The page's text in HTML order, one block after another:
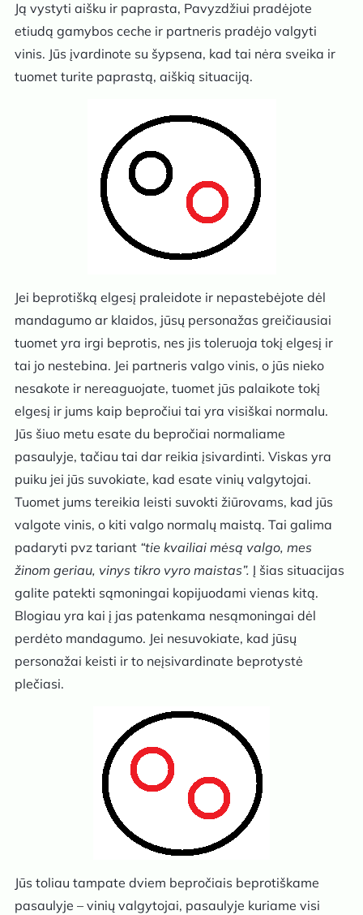
Ją vystyti aišku ir paprasta, Pavyzdžiui pradėjote
etiudą gamybos ceche ir partneris pradėjo valgyti
vinis. Jūs įvardinote su šypsena, kad tai nėra sveika ir
tuomet turite paprastą, aiškią situaciją.
Jei beprotišką elgesį praleidote ir nepastebėjote dėl
mandagumo ar klaidos, jūsų personažas greičiausiai
tuomet yra irgi beprotis, nes jis toleruoja tokį elgesį ir
tai jo nestebina. Jei partneris valgo vinis, o jūs nieko
nesakote ir nereaguojate, tuomet jūs palaikote tokį
elgesį ir jums kaip bepročiui tai yra visiškai normalu.
Jūs šiuo metu esate du bepročiai normaliame
pasaulyje, tačiau tai dar reikia įsivardinti. Viskas yra
puiku jei jūs suvokiate, kad esate vinių valgytojai.
Tuomet jums tereikia leisti suvokti žiūrovams, kad jūs
valgote vinis, o kiti valgo normalų maistą. Tai galima
padaryti pvz tariant “tie kvailiai mėsą valgo, mes
žinom geriau, vinys tikro vyro maistas”. Į šias situacijas
galite patekti sąmoningai kopijuodami vienas kitą.
Blogiau yra kai į jas patenkama nesąmoningai dėl
perdėto mandagumo. Jei nesuvokiate, kad jūsų
personažai keisti ir to neįsivardinate beprotystė
plečiasi.
Jūs toliau tampate dviem bepročiais beprotiškame
pasaulyje – vinių valgytojai, pasaulyje kuriame visi